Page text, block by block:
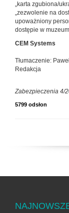
„karta zgubiona/
„zezwolenie na
upoważniony
dostępie w
CEM Systems
Tłumaczenie:
Redakcja
Zabezpieczenia 4/
5799 odsłon